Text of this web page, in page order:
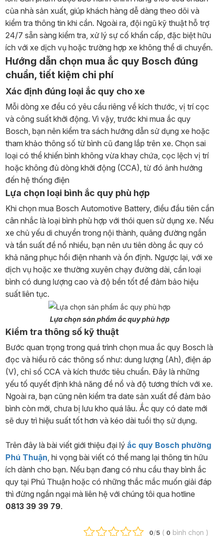
của nhà sản xuất, giúp khách hàng dễ dàng theo dõi và
kiểm tra thông tin khi cần. Ngoài ra, đội ngũ kỹ thuật hỗ trợ
24/7 sẵn sàng kiểm tra, xử lý sự cố khẩn cấp, đặc biệt hữu
ích với xe dịch vụ hoặc trường hợp xe không thể di chuyển.
Hướng dẫn chọn mua ắc quy Bosch đúng
chuẩn, tiết kiệm chi phí
Xác định đúng loại ắc quy cho xe
Mỗi dòng xe đều có yêu cầu riêng về kích thước, vị trí cọc
và công suất khởi động. Vì vậy, trước khi mua ắc quy
Bosch, bạn nên kiểm tra sách hướng dẫn sử dụng xe hoặc
tham khảo thông số từ bình cũ đang lắp trên xe. Chọn sai
loại có thể khiến bình không vừa khay chứa, cọc lệch vị trí
hoặc không đủ dòng khởi động (CCA), từ đó ảnh hưởng
đến hệ thống điện
Lựa chọn loại bình ắc quy phù hợp
Khi chọn mua Bosch Automotive Battery, điều đầu tiên cần
cân nhắc là loại bình phù hợp với thói quen sử dụng xe. Nếu
xe chủ yếu di chuyển trong nội thành, quãng đường ngắn
và tần suất đề nổ nhiều, bạn nên ưu tiên dòng ắc quy có
khả năng phục hồi điện nhanh và ổn định. Ngược lại, với xe
dịch vụ hoặc xe thường xuyên chạy đường dài, cần loại
bình có dung lượng cao và độ bền tốt để đảm bảo hiệu
suất liên tục.
Lựa chọn sản phẩm ắc quy phù hợp
Kiểm tra thông số kỹ thuật
Bước quan trọng trong quá trình chọn mua ắc quy Bosch là
đọc và hiểu rõ các thông số như: dung lượng (Ah), điện áp
(V), chỉ số CCA và kích thước tiêu chuẩn. Đây là những
yếu tố quyết định khả năng đề nổ và độ tương thích với xe.
Ngoài ra, bạn cũng nên kiểm tra date sản xuất để đảm bảo
bình còn mới, chưa bị lưu kho quá lâu. Ắc quy có date mới
sẽ duy trì hiệu suất tốt hơn và kéo dài tuổi thọ sử dụng.
Trên đây là bài viết giới thiệu đại lý ắc quy Bosch phường
Phú Thuận, hi vọng bài viết có thể mang lại thông tin hữu
ích dành cho bạn. Nếu bạn đang có nhu cầu thay bình ắc
quy tại Phú Thuận hoặc có những thắc mắc muốn giải đáp
thì đừng ngần ngại mà liên hệ với chúng tôi qua hotline
0813 39 39 79.
0/5 ( 0 bình chọn )